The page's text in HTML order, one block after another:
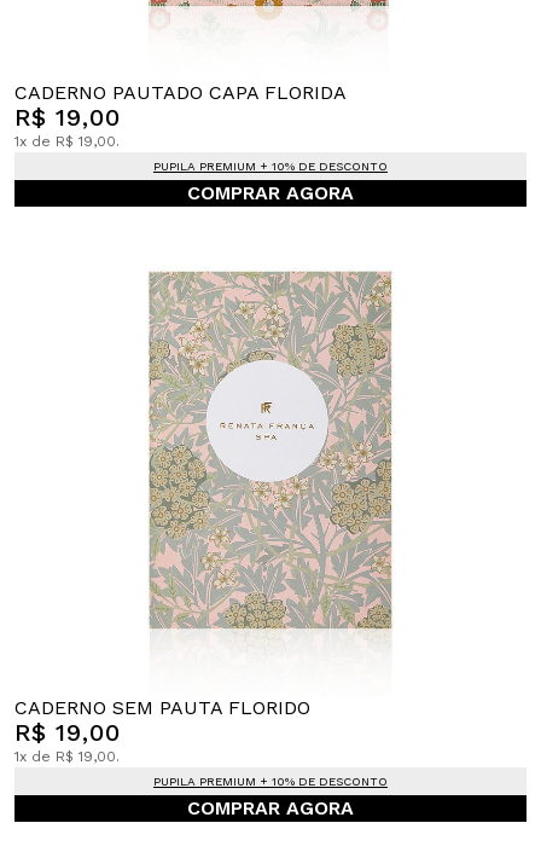
CADERNO PAUTADO CAPA FLORIDA
R$ 19,00
1x de R$ 19,00.
PUPILA PREMIUM + 10% DE DESCONTO
COMPRAR AGORA
CADERNO SEM PAUTA FLORIDO
R$ 19,00
1x de R$ 19,00.
PUPILA PREMIUM + 10% DE DESCONTO
COMPRAR AGORA